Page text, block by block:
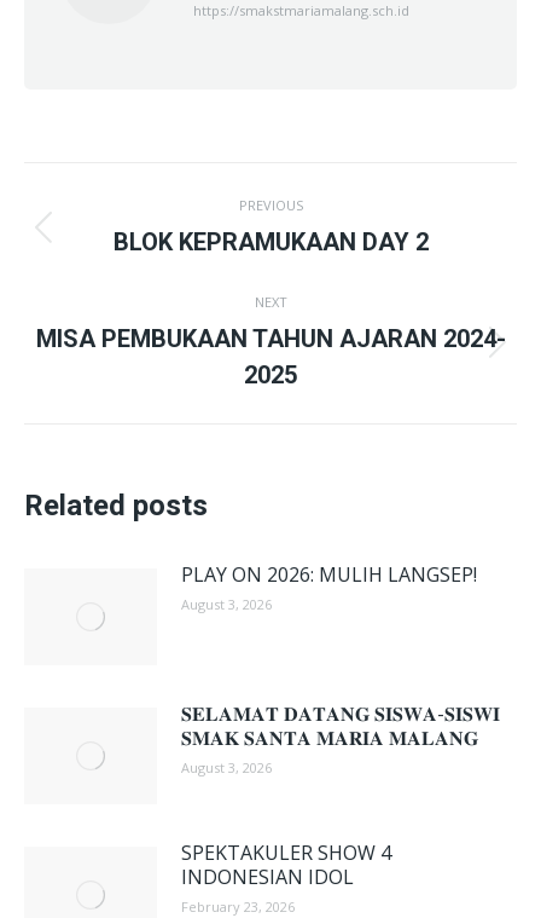
https://smakstmariamalang.sch.id
navigation
PREVIOUS
Previous
BLOK KEPRAMUKAAN DAY 2
NEXT
Next
post:
MISA PEMBUKAAN TAHUN AJARAN 2024-
2025
Related posts
PLAY ON 2026: MULIH LANGSEP!
August 3, 2026
𝐒𝐄𝐋𝐀𝐌𝐀𝐓 𝐃𝐀𝐓𝐀𝐍𝐆 𝐒𝐈𝐒𝐖𝐀-𝐒𝐈𝐒𝐖𝐈
𝐒𝐌𝐀𝐊 𝐒𝐀𝐍𝐓𝐀 𝐌𝐀𝐑𝐈𝐀 𝐌𝐀𝐋𝐀𝐍𝐆
August 3, 2026
SPEKTAKULER SHOW 4
INDONESIAN IDOL
February 23, 2026